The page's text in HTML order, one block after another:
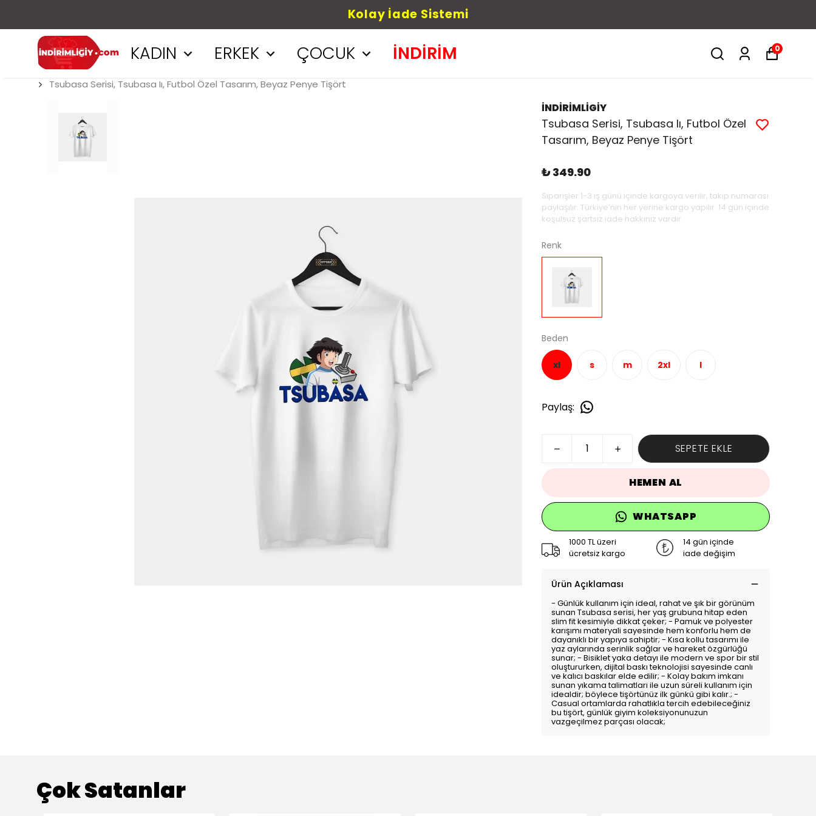
Kolay İade Sistemi
KADIN ERKEK ÇOCUK İNDİRİM 0
Tsubasa Serisi, Tsubasa Iı, Futbol Özel Tasarım, Beyaz Penye Tişört
İNDİRİMLİGİY
Tsubasa Serisi, Tsubasa Iı, Futbol Özel
Tasarım, Beyaz Penye Tişört
₺ 349.90
Siparişler 1-3 iş günü içinde kargoya verilir, takip numarası
paylaşılır. Türkiye’nin her yerine kargo yapılır. 14 gün içinde
koşulsuz şartsız iade hakkınız vardır.
Renk
Beden
xl s m 2xl l
Paylaş:
SEPETE EKLE
HEMEN AL
WHATSAPP
1000 TL üzeri
ücretsiz kargo
14 gün içinde
iade değişim
Ürün Açıklaması
- Günlük kullanım için ideal, rahat ve şık bir görünüm
sunan Tsubasa serisi, her yaş grubuna hitap eden
slim fit kesimiyle dikkat çeker; - Pamuk ve polyester
karışımı materyali sayesinde hem konforlu hem de
dayanıklı bir yapıya sahiptir; - Kısa kollu tasarımı ile
yaz aylarında serinlik sağlar ve hareket özgürlüğü
sunar; - Bisiklet yaka detayı ile modern ve spor bir stil
oluştururken, dijital baskı teknolojisi sayesinde canlı
ve kalıcı baskılar elde edilir; - Kolay bakım imkanı
sunan yıkama talimatları ile uzun süreli kullanım için
idealdir; böylece tişörtünüz ilk günkü gibi kalır.; -
Casual ortamlarda rahatlıkla tercih edebileceğiniz
bu tişört, günlük giyim koleksiyonunuzun
vazgeçilmez parçası olacak;
Çok Satanlar